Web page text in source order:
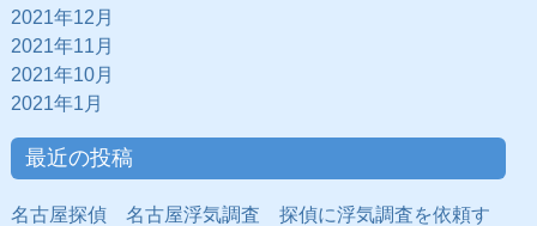
2021年12月
2021年11月
2021年10月
2021年1月
最近の投稿
名古屋探偵 名古屋浮気調査 探偵に浮気調査を依頼す